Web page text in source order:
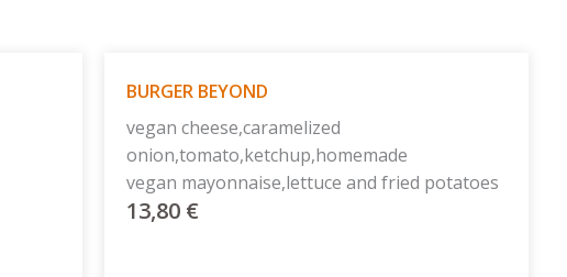
BURGER BEYOND
vegan cheese,caramelized
onion,tomato,ketchup,homemade
vegan mayonnaise,lettuce and fried potatoes
13,80 €